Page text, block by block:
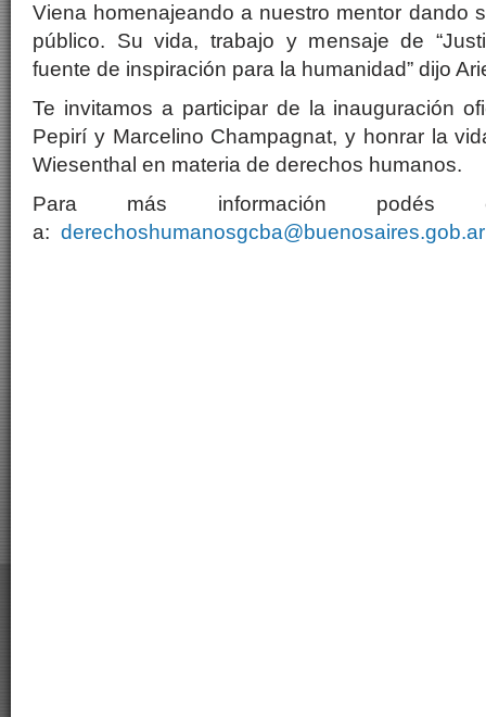
Viena homenajeando a nuestro mentor dando
público. Su vida, trabajo y mensaje de
fuente de inspiración para la humanidad” dijo
Te invitamos a participar de la inauguración
Pepirí y Marcelino Champagnat, y honrar la
Wiesenthal en materia de derechos humanos.
Para más información
a: derechoshumanosgcba@buenosaires.gob.ar